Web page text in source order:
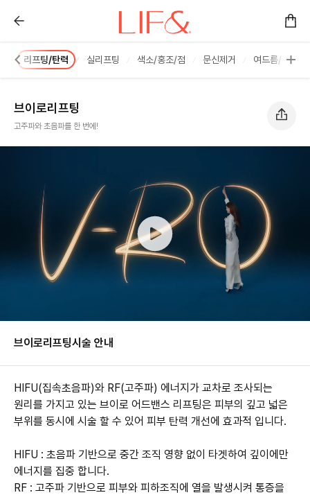
브이로리프팅 :: 리프앤의원 창원점
리프팅/탄력 실리프팅 색소/홍조/점 문신제거 여드름/한관종
브이로리프팅
고주파와 초음파를 한 번에!
브이로리프팅시술 안내
HIFU(집속초음파)와 RF(고주파) 에너지가 교차로 조사되는
원리를 가지고 있는 브이로 어드밴스 리프팅은 피부의 깊고 넓은
부위를 동시에 시술 할 수 있어 피부 탄력 개선에 효과적 입니다.
HIFU : 초음파 기반으로 중간 조직 영향 없이 타겟하여 깊이에만
에너지를 집중 합니다.
RF : 고주파 기반으로 피부와 피하조직에 열을 발생시켜 통증을